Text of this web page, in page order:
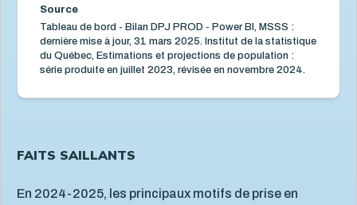
Source
Tableau de bord - Bilan DPJ PROD - Power BI, MSSS :
dernière mise à jour, 31 mars 2025. Institut de la statistique
du Québec, Estimations et projections de population :
série produite en juillet 2023, révisée en novembre 2024.
FAITS SAILLANTS
En 2024-2025, les principaux motifs de prise en